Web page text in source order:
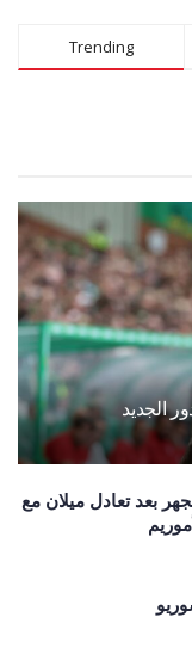
Trending
الجديد
بعد تعادل ميلان مع